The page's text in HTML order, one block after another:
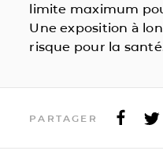
limite maximum
Une exposition à
risque pour la
PARTAGER